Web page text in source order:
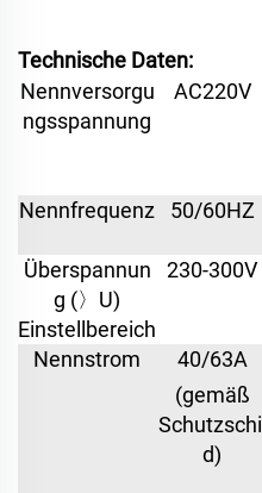
Technische Daten:
Nennversorgu
ngsspannung
AC220V
Nennfrequenz
50/60HZ
Überspannun
g (〉U)
Einstellbereich
230-300V
Nennstrom
40/63A
(gemäß
Schutzschil
d)